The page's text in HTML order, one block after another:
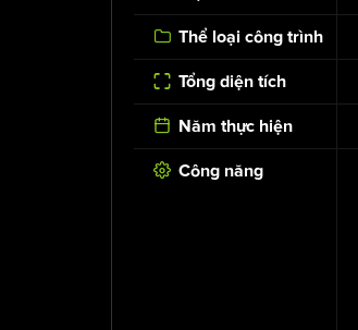
Thể loại công trình
Tổng diện tích
Năm thực hiện
Công năng